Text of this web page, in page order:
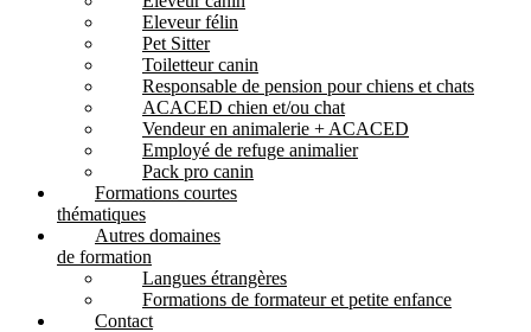
Eleveur félin
Pet Sitter
Toiletteur canin
Responsable de pension pour chiens et chats
ACACED chien et/ou chat
Vendeur en animalerie + ACACED
Employé de refuge animalier
Pack pro canin
Formations courtes
thématiques
Autres domaines
de formation
Langues étrangères
Formations de formateur et petite enfance
Contact